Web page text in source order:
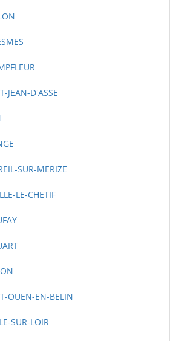
JEAN-D'ASSE
SUR-MERIZE
LE-CHETIF
OUEN-EN-BELIN
SUR-LOIR